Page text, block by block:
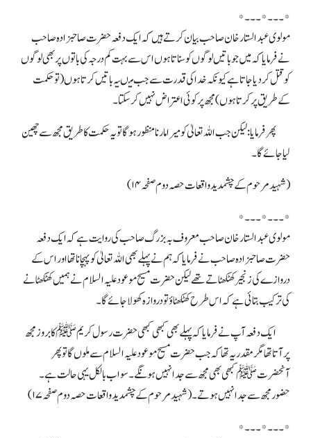
*۔۔۔*۔۔۔*
مولوی عبدالستار خان صاحب بیان کرتے ہیں کہ ایک دفعہ حضرت صاحبزادہ صاحب
نے فرمایا کہ میں جو باتیں لوگوں کو سناتاہوں اس سے بہت کم درجہ کی باتوں پر بھی لوگوں
کو قتل کر دیاجاتاہے کیونکہ خدا کی قدرت سے جب میںیہ باتیں کرتاہوں(تو حکمت
کے طریق پر کرتاہوں) مجھ پر کوئی اعتراض نہیں کرسکتا ۔
پھر فرمایا : لیکن جب اللہ تعالیٰ کو میرا مارنا منظور ہوگاتویہ حکمت کا طریق مجھ سے چھین
لیاجائے گا۔
(شہید مرحوم کے چشمدید واقعات حصہ دوم صفحہ ۱۴)
*۔۔۔*۔۔۔*
مولوی عبدالستا ر خان صاحب معروف بہ بزرگ صاحب کی روایت ہے کہ ایک دفعہ
حضرت صاحبزادہ صاحب نے فرمایاکہ ہم نے پہلے بھی اللہ تعالیٰ کو پہچانا تھا اور اس کے
دروازے کی زنجیرکھٹکھٹاتے تھے لیکن حضرت مسیح موعود علیہ السلام نے ہمیں کھٹکھٹانے
کی ترکیب بتائی ہے کہ ا س طرح کھٹکھٹاؤ تو دروازہ کھولاجائے گا۔
ایک دفعہ آپ نے فرمایا کہ پہلے بھی کبھی کبھی حضرت رسول کریم ﷺ کا بروز مجھ
پر آتا تھا مگر مقدر یہ تھا کہ جب حضرت مسیح موعود علیہ السلام سے ملوں گا تو پھر
آنحضرتﷺ کبھی بھی مجھ سے جدا نہیں ہونگے۔ سو اب بالکل یہی حالت ہے ۔
حضور مجھ سے جدا نہیں ہوتے ۔(شہید مرحوم کے چشمدید واقعات حصہ دوم صفحہ ۱۷)
*۔۔۔*۔۔۔*